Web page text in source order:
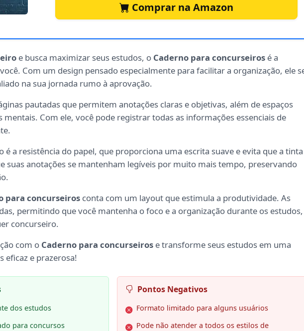
Comprar na Amazon
e busca maximizar seus estudos, o Caderno para concurseiros é a
Com um design pensado especialmente para facilitar a organização, ele
na sua jornada rumo à aprovação.
pautadas que permitem anotações claras e objetivas, além de espaços
mentais. Com ele, você pode registrar todas as informações essenciais de
é a resistência do papel, que proporciona uma escrita suave e evita que a tinta
suas anotações se mantenham legíveis por muito mais tempo, preservando
para concurseiros conta com um layout que estimula a produtividade. As
permitindo que você mantenha o foco e a organização durante os estudos,
concurseiro.
com o Caderno para concurseiros e transforme seus estudos em uma
eficaz e prazerosa!
dos estudos
para concursos
Pontos Negativos
Formato limitado para alguns usuários
Pode não atender a todos os estilos de